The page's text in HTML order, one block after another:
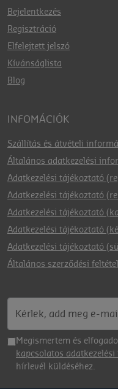
Bejelentkezés
Regisztráció
Elfelejtett jelszó
Kívánságlista
Blog
INFOMÁCIÓK
Szállítás és átvételi
Általános adatkezelési
Adatkezelési tájékoztató
Adatkezelési tájékoztató
Adatkezelési tájékoztató
Adatkezelési tájékoztató
Adatkezelési tájékoztató
Általános szerződési
Megismertem és
kapcsolatos
hírlevél küldéséhez.